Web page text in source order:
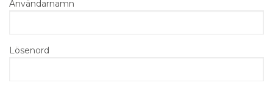
Användarnamn
Lösenord